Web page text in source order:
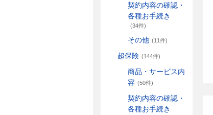
契約内容の確認・
各種お手続き
(34件)
その他 (11件)
超保険 (144件)
商品・サービス内
容 (50件)
契約内容の確認・
各種お手続き